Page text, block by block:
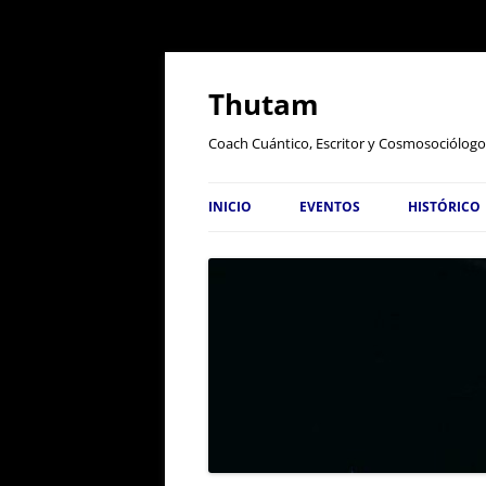
Thutam
Coach Cuántico, Escritor y Cosmosociólogo
INICIO EVENTOS HISTÓRICO